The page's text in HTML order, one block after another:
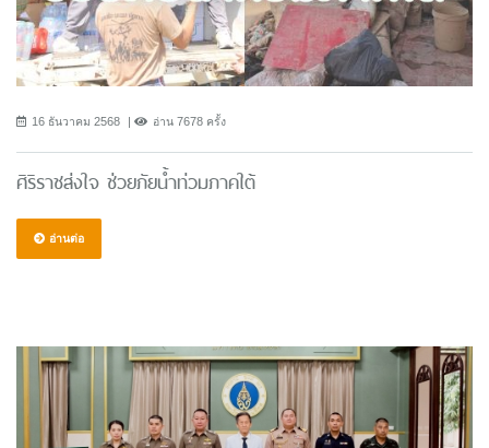
16 ธันวาคม 2568 อ่าน 7678 ครั้ง
ศิริราชส่งใจ ช่วยภัยน้ำท่วมภาคใต้
อ่านต่อ